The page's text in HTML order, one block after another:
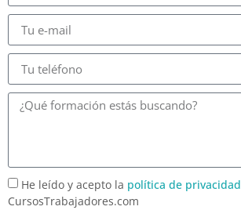
He leído y acepto la política de privacidad
CursosTrabajadores.com